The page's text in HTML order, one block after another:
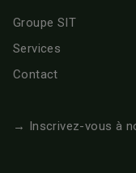
Groupe SIT
Services
Contact
→ Inscrivez-vous à